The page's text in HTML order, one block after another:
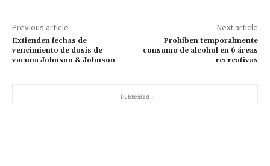
Previous article
Extienden fechas de
vencimiento de dosis de
vacuna Johnson & Johnson
Next article
Prohíben temporalmente
consumo de alcohol en 6 áreas
recreativas
- Publicidad -